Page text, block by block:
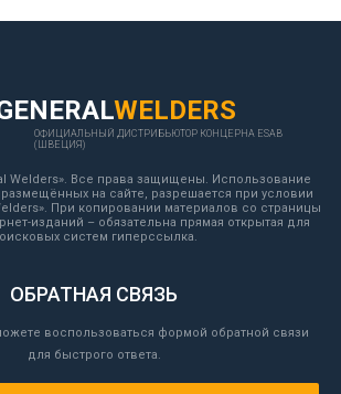
WELDERS
ОФИЦИАЛЬНЫЙ ДИСТРИБЬЮТОР КОНЦЕРНА ESAB
(ШВЕЦИЯ)
Welders». Все права защищены. Использование
на сайте, разрешается при условии
При копировании материалов со страницы
изданий – обязательна прямая открытая для
систем гиперссылка.
ОБРАТНАЯ СВЯЗЬ
воспользоваться формой обратной связи
для быстрого ответа.